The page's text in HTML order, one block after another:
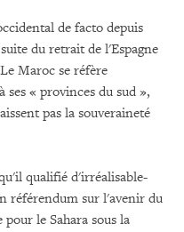
de facto depuis
du retrait de l'Espagne
Maroc se réfère
« provinces du sud »,
pas la souveraineté
qualifié d'irréalisable-
référendum sur l'avenir du
le Sahara sous la